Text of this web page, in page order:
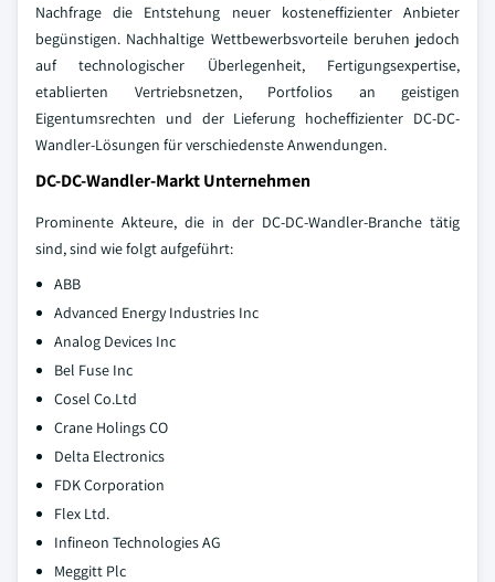
Nachfrage die Entstehung neuer kosteneffizienter Anbieter
begünstigen. Nachhaltige Wettbewerbsvorteile beruhen jedoch
auf technologischer Überlegenheit, Fertigungsexpertise,
etablierten Vertriebsnetzen, Portfolios an geistigen
Eigentumsrechten und der Lieferung hocheffizienter DC-DC-
Wandler-Lösungen für verschiedenste Anwendungen.
DC-DC-Wandler-Markt Unternehmen
Prominente Akteure, die in der DC-DC-Wandler-Branche tätig
sind, sind wie folgt aufgeführt:
ABB
Advanced Energy Industries Inc
Analog Devices Inc
Bel Fuse Inc
Cosel Co.Ltd
Crane Holings CO
Delta Electronics
FDK Corporation
Flex Ltd.
Infineon Technologies AG
Meggitt Plc